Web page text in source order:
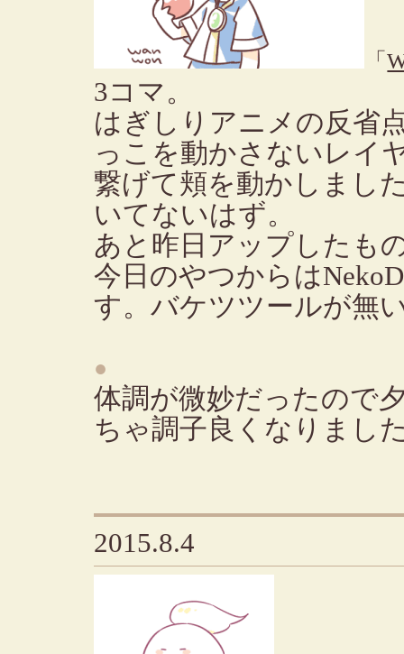
「
3コマ。
はぎしりアニメの反省
っこを動かさないレイ
繋げて頬を動かしまし
いてないはず。
あと昨日アップしたも
今日のやつからは
す。バケツツールが無
●
体調が微妙だったので
ちゃ調子良くなりまし
2015.8.4